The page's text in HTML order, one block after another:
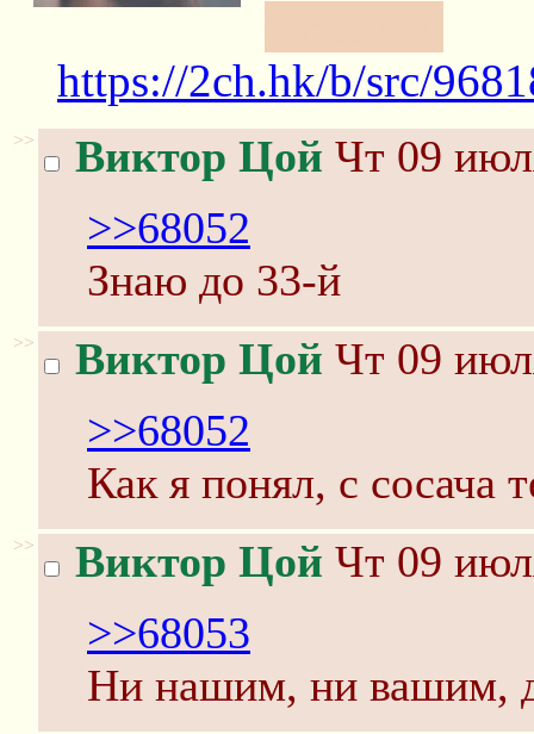
https://2ch.hk/b/src/
>> Виктор Цой Чт 09
>>68052
Знаю до 33-й
>> Виктор Цой Чт 09
>>68052
Как я понял, с сосача
>> Виктор Цой Чт 09
>>68053
Ни нашим, ни вашим,